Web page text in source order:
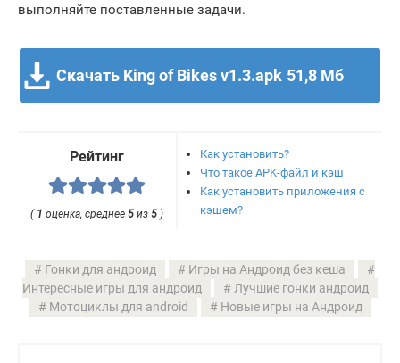
выполняйте поставленные задачи.
Скачать King of Bikes v1.3.apk 51,8 Мб
Рейтинг
( 1 оценка, среднее5 из5 )
Как установить?
Что такое APK-файл и кэш
Как установить приложения с
кэшем?
Гонки для андроид
Игры на Андроид без кеша
Интересные игры для андроид
Лучшие гонки андроид
Мотоциклы для android
Новые игры на Андроид